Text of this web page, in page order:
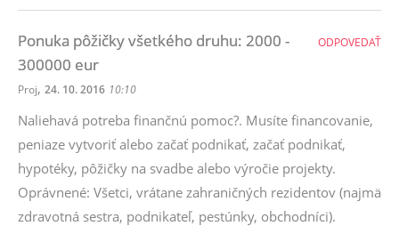
Ponuka pôžičky všetkého druhu: 2000 -
300000 eur
Proj, 24. 10. 2016 10:10
Naliehavá potreba finančnú pomoc?. Musíte financovanie,
peniaze vytvoriť alebo začať podnikať, začať podnikať,
hypotéky, pôžičky na svadbe alebo výročie projekty.
Oprávnené: Všetci, vrátane zahraničných rezidentov (najmä
zdravotná sestra, podnikateľ, pestúnky, obchodníci).
ODPOVEDAŤ